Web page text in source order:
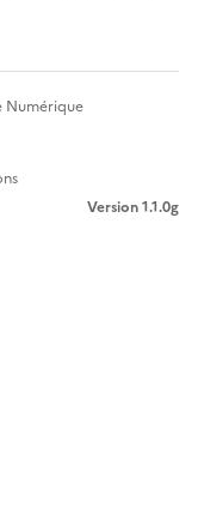
Numérique
Version 1.1.0g